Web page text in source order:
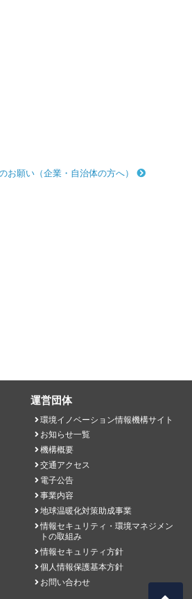
お願い（企業・自治体の方へ）
運営団体
環境イノベーション情報機構サイト
お知らせ一覧
機構概要
交通アクセス
電子公告
事業内容
地球温暖化対策助成事業
情報セキュリティ・環境マネジメン
トの取組み
情報セキュリティ方針
個人情報保護基本方針
お問い合わせ